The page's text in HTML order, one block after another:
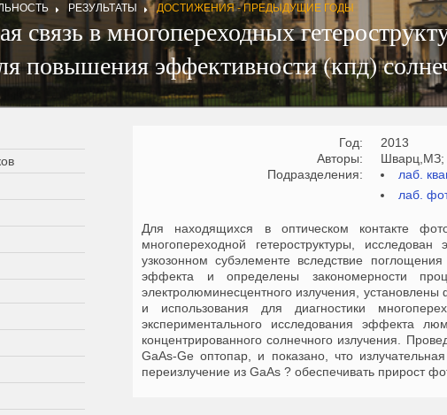
РЕЗУЛЬТАТЫ ДОСТИЖЕНИЯ - ПРЕДЫДУЩИЕ ГОДЫ
связь в многопереходных
повышения эффективности (кпд)
Год:
2013
Авторы:
Шварц,МЗ;
Подразделения:
лаб.
лаб.
Для находящихся в оптическом контакте
многопереходной гетероструктуры,
узкозонном субэлементе вследствие
эффекта и определены закономерности
электролюминесцентного излучения,
и использования для диагностики
экспериментального исследования эффекта
концентрированного солнечного излучения.
GaAs-Ge оптопар, и показано, что
переизлучение из GaAs ? обеспечивать прирост